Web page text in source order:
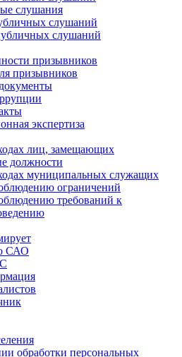
слушания
слушаний
слушаний
призывников
призывников
экспертиза
лиц, замещающих
должности
муниципальных служащих
ограничений
требований к
САО
обработки персональных